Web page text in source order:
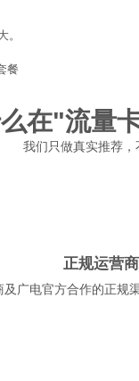
。
餐
在"流量
我们只做真实推荐，
正规运营
广电官方合作的正规